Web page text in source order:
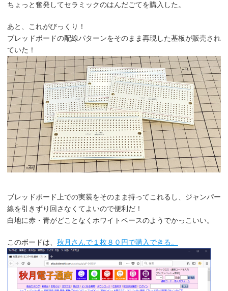
ちょっと奮発してセラミックのはんだごてを購入した。
あと、これがびっくり！
ブレッドボードの配線パターンをそのまま再現した基板が販売され
ていた！
ブレッドボード上での実装をそのまま持ってこれるし、ジャンパー
線を引きずり回さなくてよいので便利だ！
白地に赤・青がどことなくホワイトベースのようでかっこいい。
このボードは、 秋月さんで１枚８０円で購入できる。